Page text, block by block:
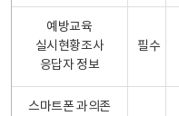
예방교육
실시현황조사
응답자 정보
필수
스마트폰 과의존